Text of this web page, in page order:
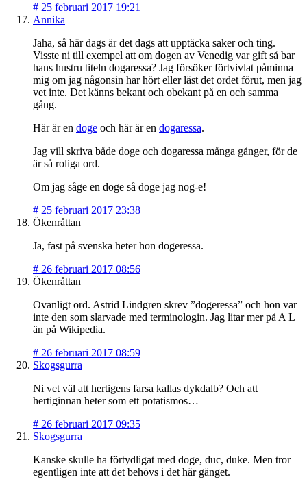
# 25 februari 2017 19:21
Annika
Jaha, så här dags är det dags att upptäcka saker och ting.
Visste ni till exempel att om dogen av Venedig var gift så bar
hans hustru titeln dogaressa? Jag försöker förtvivlat påminna
mig om jag någonsin har hört eller läst det ordet förut, men jag
vet inte. Det känns bekant och obekant på en och samma
gång.
Här är en doge och här är en dogaressa.
Jag vill skriva både doge och dogaressa många gånger, för de
är så roliga ord.
Om jag såge en doge så doge jag nog-e!
# 25 februari 2017 23:38
Ökenråttan
Ja, fast på svenska heter hon dogeressa.
# 26 februari 2017 08:56
Ökenråttan
Ovanligt ord. Astrid Lindgren skrev ”dogeressa” och hon var
inte den som slarvade med terminologin. Jag litar mer på A L
än på Wikipedia.
# 26 februari 2017 08:59
Skogsgurra
Ni vet väl att hertigens farsa kallas dykdalb? Och att
hertiginnan heter som ett potatismos…
# 26 februari 2017 09:35
Skogsgurra
Kanske skulle ha förtydligat med doge, duc, duke. Men tror
egentligen inte att det behövs i det här gänget.